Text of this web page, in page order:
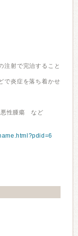
射で完治すること
で炎症を落ち着かせ
悪性腫瘍 など